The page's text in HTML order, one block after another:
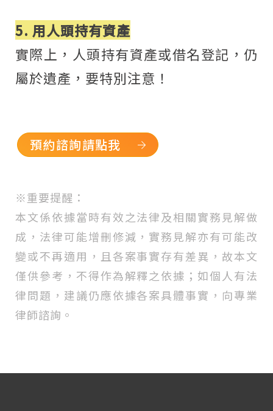
5. 用人頭持有資產
實際上，人頭持有資產或借名登記，仍
屬於遺產，要特別注意！
預約諮詢請點我
※重要提醒：
本文係依據當時有效之法律及相關實務見解做
成，法律可能增刪修減，實務見解亦有可能改
變或不再適用，且各案事實存有差異，故本文
僅供參考，不得作為解釋之依據；如個人有法
律問題，建議仍應依據各案具體事實，向專業
律師諮詢。